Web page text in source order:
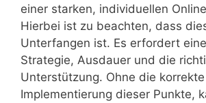
einer starken, individuellen
Hierbei ist zu beachten, dass
Unterfangen ist. Es erfordert
Strategie, Ausdauer und die
Unterstützung. Ohne die korrekte
Implementierung dieser Punkte,